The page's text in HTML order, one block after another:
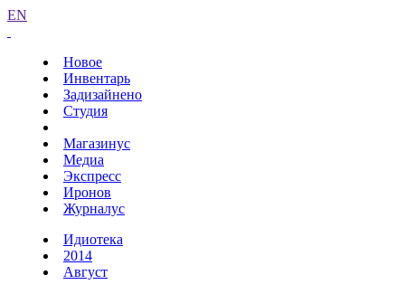
EN
Новое
Инвентарь
Задизайнено
Студия
Магазинус
Медиа
Экспресс
Иронов
Журналус
Идиотека
2014
Август